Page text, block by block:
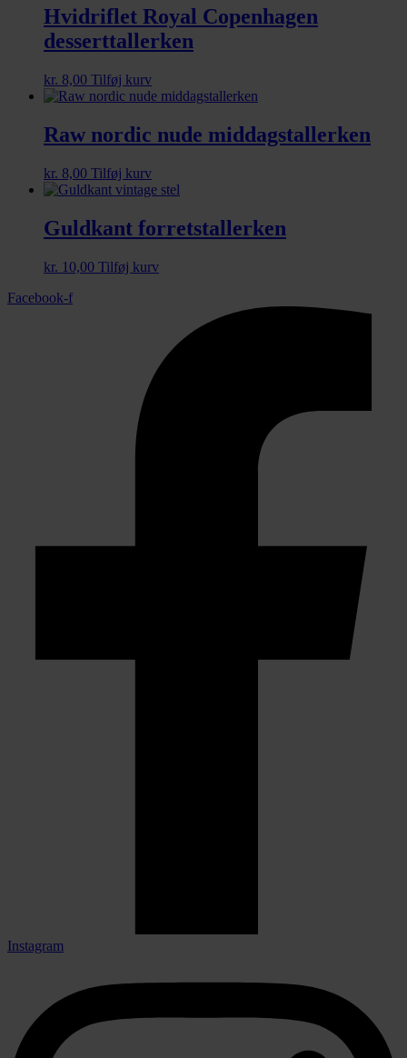
Hvidriflet Royal Copenhagen
desserttallerken
kr. 8,00 Tilføj kurv
Raw nordic nude middagstallerken
kr. 8,00 Tilføj kurv
Guldkant forretstallerken
kr. 10,00 Tilføj kurv
Facebook-f
Instagram